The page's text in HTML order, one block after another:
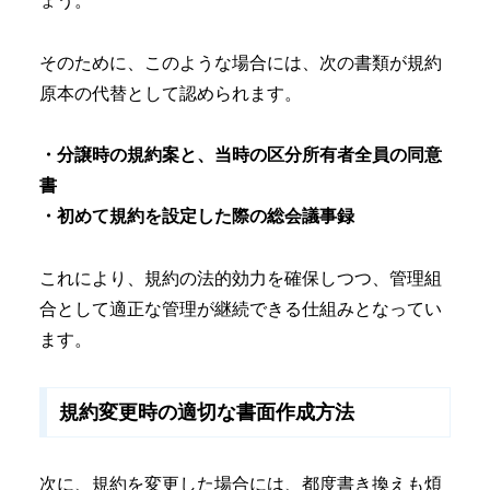
そのために、このような場合には、次の書類が規約
原本の代替として認められます。
・分譲時の規約案と、当時の区分所有者全員の同意
書
・初めて規約を設定した際の総会議事録
これにより、規約の法的効力を確保しつつ、管理組
合として適正な管理が継続できる仕組みとなってい
ます。
規約変更時の適切な書面作成方法
次に、規約を変更した場合には、都度書き換えも煩